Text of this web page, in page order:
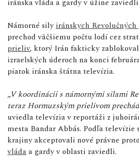
Námorné sily iránskych Revolučných
prechod väčšiemu počtu lodí cez
prieliv, ktorý Irán fakticky
izraelských úderoch na konci
piatok iránska štátna televízia.
„V koordinácii s námornými silami
teraz Hormuzským prielivom
uviedla televízia v reportáži z
mesta Bandar Abbás. Podľa televízie
krajiny akceptovali nové právne
vládaa gardy v oblasti zaviedli.